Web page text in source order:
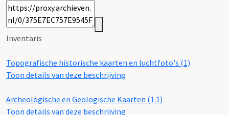
Inventaris
Topografische historische kaarten en luchtfoto's (1)
Toon details van deze beschrijving
Archeologische en Geologische Kaarten (1.1)
Toon details van deze beschrijving